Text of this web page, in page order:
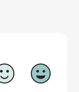
5
Vastaa